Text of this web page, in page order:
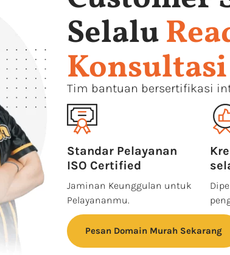
Selalu
Konsultasi
Tim bantuan bersertifikasi
Standar Pelayanan
ISO Certified
Jaminan Keunggulan untuk
Pelayananmu.
Pesan Domain Murah Sekarang